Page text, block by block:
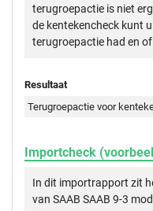
terugroepactie is niet
de kentekencheck kunt
terugroepactie had en
Resultaat
Terugroepactie voor
Importcheck
In dit importrapport zit
van SAAB SAAB 9-3